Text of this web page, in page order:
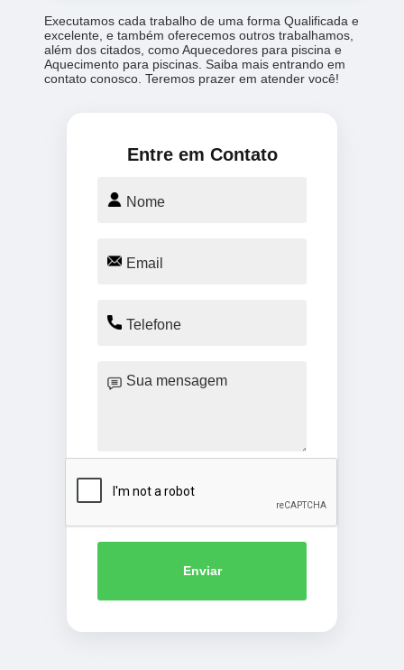
Executamos cada trabalho de uma forma Qualificada e
excelente, e também oferecemos outros trabalhamos,
além dos citados, como Aquecedores para piscina e
Aquecimento para piscinas. Saiba mais entrando em
contato conosco. Teremos prazer em atender você!
Entre em Contato
Enviar